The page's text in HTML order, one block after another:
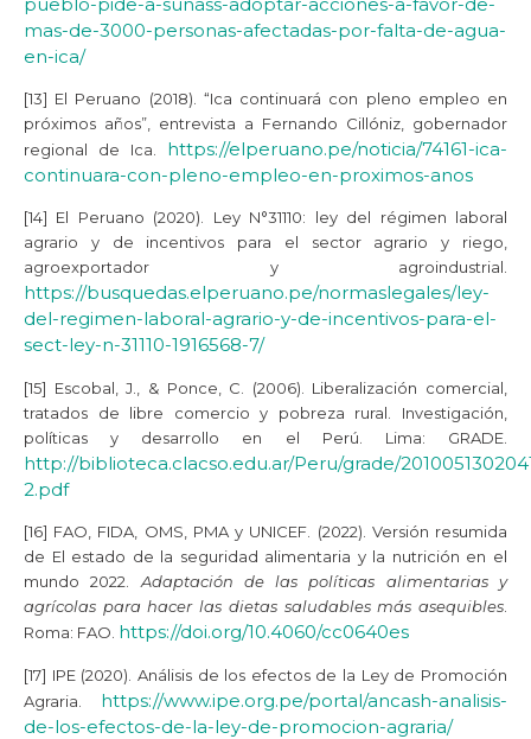
mas-de-3000-personas-afectadas-por-falta-de-agua-
en-ica/
[13] El Peruano (2018). “Ica continuará con pleno empleo en
próximos años”, entrevista a Fernando Cillóniz, gobernador
regional de Ica. https://elperuano.pe/noticia/74161-ica-
continuara-con-pleno-empleo-en-proximos-anos
[14] El Peruano (2020). Ley N°31110: ley del régimen laboral
agrario y de incentivos para el sector agrario y riego,
agroexportador y agroindustrial.
https://busquedas.elperuano.pe/normaslegales/ley-
del-regimen-laboral-agrario-y-de-incentivos-para-el-
sect-ley-n-31110-1916568-7/
[15] Escobal, J., & Ponce, C. (2006). Liberalización comercial,
tratados de libre comercio y pobreza rural. Investigación,
políticas y desarrollo en el Perú. Lima: GRADE.
http://biblioteca.clacso.edu.ar/Peru/grade/
2.pdf
[16] FAO, FIDA, OMS, PMA y UNICEF. (2022). Versión resumida
de El estado de la seguridad alimentaria y la nutrición en el
mundo 2022. Adaptación de las políticas alimentarias y
agrícolas para hacer las dietas saludables más asequibles
Roma: FAO. https://doi.org/10.4060/cc0640es
[17] IPE (2020). Análisis de los efectos de la Ley de Promoción
Agraria. https://www.ipe.org.pe/portal/ancash-analisis-
de-los-efectos-de-la-ley-de-promocion-agraria/